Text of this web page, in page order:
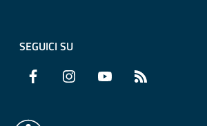
SEGUICI SU
Facebook Instagram YouTube